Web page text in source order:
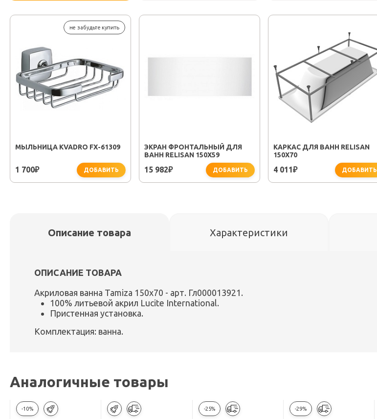
не забудьте купить
МЫЛЬНИЦА KVADRO FX-61309
1 700₽ ДОБАВИТЬ
ЭКРАН ФРОНТАЛЬНЫЙ ДЛЯ
ВАНН RELISAN 150X59
15 982₽ ДОБАВИТЬ
КАРКАС ДЛЯ ВАНН RELISAN
150X70
4 011₽ ДОБАВИТЬ
Описание товара Характеристики
ОПИСАНИЕ ТОВАРА
Акриловая ванна Tamiza 150x70 - арт. Гл000013921.
100% литьевой акрил Lucite International.
Пристенная установка.
Комплектация: ванна.
Аналогичные товары
-10% -25% -29%